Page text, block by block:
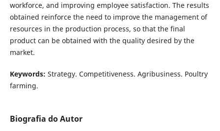
workforce, and improving employee satisfaction. The results
obtained reinforce the need to improve the management of
resources in the production process, so that the final
product can be obtained with the quality desired by the
market.
Keywords: Strategy. Competitiveness. Agribusiness. Poultry
farming.
Biografia do Autor